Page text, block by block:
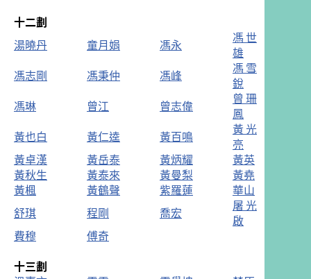
十二劃
湯曉丹
童月娟 馮永
馮世
雄
馮志剛
馮秉仲 馮峰
馮雪
銳
馮琳
曾江 曾志偉
曾珊
鳳
黃也白
黃仁逵 黃百鳴
黃光
亮
黃卓漢
黃岳泰 黃炳耀
黃英
黃秋生
黃泰來 黃曼梨
黃堯
黃楓
黃鶴聲 紫羅蓮
華山
舒琪
程剛 喬宏
屠光
啟
費穆
傅奇
十三劃